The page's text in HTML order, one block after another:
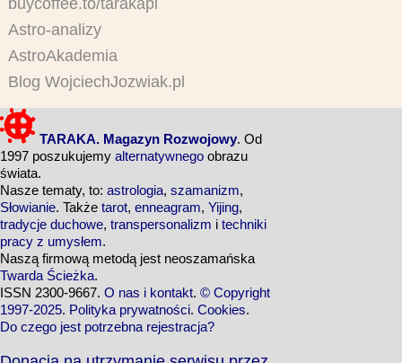
buycoffee.to/tarakapl
Astro-analizy
AstroAkademia
Blog WojciechJozwiak.pl
TARAKA. Magazyn Rozwojowy. Od
1997 poszukujemy alternatywnego obrazu
świata.
Nasze tematy, to: astrologia, szamanizm,
Słowianie. Także tarot, enneagram, Yijing,
tradycje duchowe, transpersonalizm i techniki
pracy z umysłem.
Naszą firmową metodą jest neoszamańska
Twarda Ścieżka.
ISSN 2300-9667. O nas i kontakt. © Copyright
1997-2025. Polityka prywatności. Cookies.
Do czego jest potrzebna rejestracja?